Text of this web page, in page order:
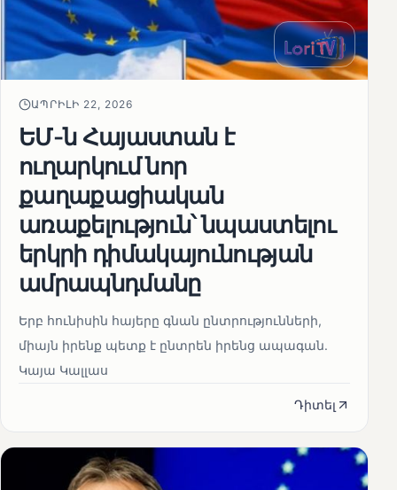
ԱՊՐԻԼԻ 22, 2026
ԵՄ-ն Հայաստան է
ուղարկում նոր
քաղաքացիական
առաքելություն՝ նպաստելու
երկրի դիմակայունության
ամրապնդմանը
Երբ հունիսին հայերը գնան ընտրությունների,
միայն իրենք պետք է ընտրեն իրենց ապագան.
Կայա Կալլաս
Դիտել